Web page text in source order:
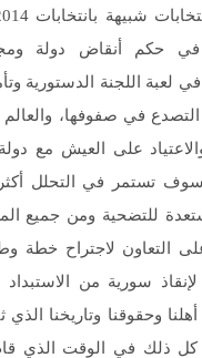
في حكم أنقاض دولة
لعبة اللجنة الدستورية
التصدع في صفوفها،
على العيش مع
تستمر في التحلل
للتضحية ومن جميع
التعاون لاجتراح خطة
سورية من الاستبداد
وحقوقنا وتاريخنا
كل ذلك في الوقت الذي